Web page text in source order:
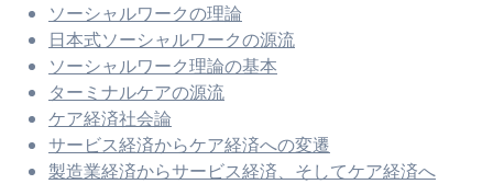
ソーシャルワークの理論
日本式ソーシャルワークの源流
ソーシャルワーク理論の基本
ターミナルケアの源流
ケア経済社会論
サービス経済からケア経済への変遷
製造業経済からサービス経済、そしてケア経済へ